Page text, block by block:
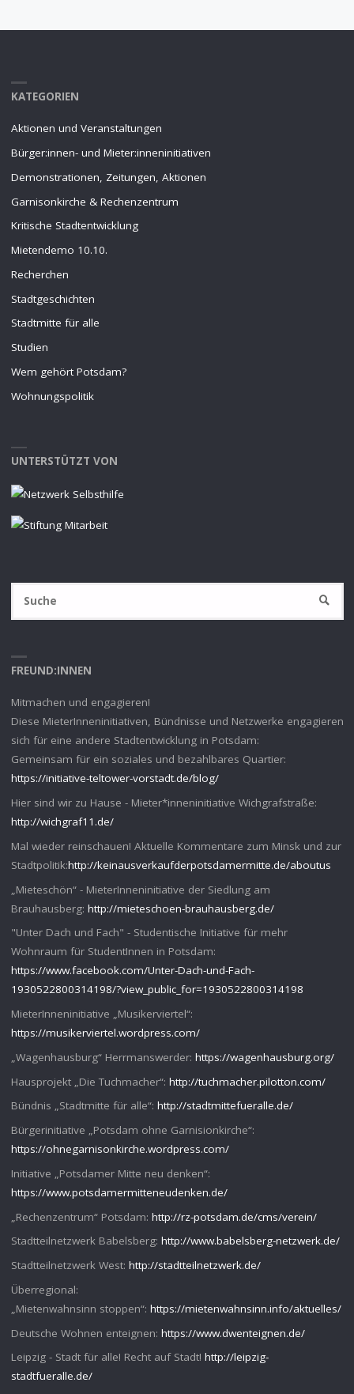
KATEGORIEN
Aktionen und Veranstaltungen
Bürger:innen- und Mieter:inneninitiativen
Demonstrationen, Zeitungen, Aktionen
Garnisonkirche & Rechenzentrum
Kritische Stadtentwicklung
Mietendemo 10.10.
Recherchen
Stadtgeschichten
Stadtmitte für alle
Studien
Wem gehört Potsdam?
Wohnungspolitik
UNTERSTÜTZT VON
SUCHE
FREUND:INNEN
Mitmachen und engagieren!
Diese MieterInneninitiativen, Bündnisse und Netzwerke engagieren
sich für eine andere Stadtentwicklung in Potsdam:
Gemeinsam für ein soziales und bezahlbares Quartier:
https://initiative-teltower-vorstadt.de/blog/
Hier sind wir zu Hause - Mieter*inneninitiative Wichgrafstraße:
http://wichgraf11.de/
Mal wieder reinschauen! Aktuelle Kommentare zum Minsk und zur
Stadtpolitik:http://keinausverkaufderpotsdamermitte.de/aboutus
„Mieteschön“ - MieterInneninitiative der Siedlung am
Brauhausberg: http://mieteschoen-brauhausberg.de/
"Unter Dach und Fach" - Studentische Initiative für mehr
Wohnraum für StudentInnen in Potsdam:
https://www.facebook.com/Unter-Dach-und-Fach-
1930522800314198/?view_public_for=1930522800314198
MieterInneninitiative „Musikerviertel“:
https://musikerviertel.wordpress.com/
„Wagenhausburg“ Herrmanswerder: https://wagenhausburg.org/
Hausprojekt „Die Tuchmacher“: http://tuchmacher.pilotton.com/
Bündnis „Stadtmitte für alle“: http://stadtmittefueralle.de/
Bürgerinitiative „Potsdam ohne Garnisionkirche“:
https://ohnegarnisonkirche.wordpress.com/
Initiative „Potsdamer Mitte neu denken“:
https://www.potsdamermitteneudenken.de/
„Rechenzentrum“ Potsdam: http://rz-potsdam.de/cms/verein/
Stadtteilnetzwerk Babelsberg: http://www.babelsberg-netzwerk.de/
Stadtteilnetzwerk West: http://stadtteilnetzwerk.de/
Überregional:
„Mietenwahnsinn stoppen“: https://mietenwahnsinn.info/aktuelles/
Deutsche Wohnen enteignen: https://www.dwenteignen.de/
Leipzig - Stadt für alle! Recht auf Stadt! http://leipzig-
stadtfueralle.de/